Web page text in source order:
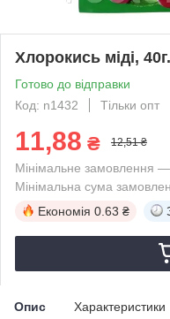
Хлорокись міді, 40г.
Готово до відправки
Код: n1432
Тільки опт
11,88 ₴ 12,51 ₴
Мінімальне замовлення
Мінімальна сума
Економія 0.63 ₴
Опис Характеристики